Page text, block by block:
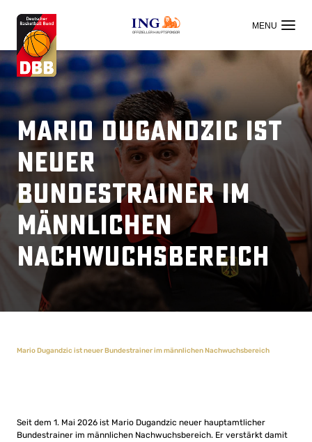
OFFIZIELLER HAUPTSPONSOR
Mario Dugandzic ist
neuer
Bundestrainer im
männlichen
Nachwuchsbereich
Mario Dugandzic ist neuer Bundestrainer im männlichen Nachwuchsbereich
Seit dem 1. Mai 2026 ist Mario Dugandzic neuer hauptamtlicher
Bundestrainer im männlichen Nachwuchsbereich. Er verstärkt damit